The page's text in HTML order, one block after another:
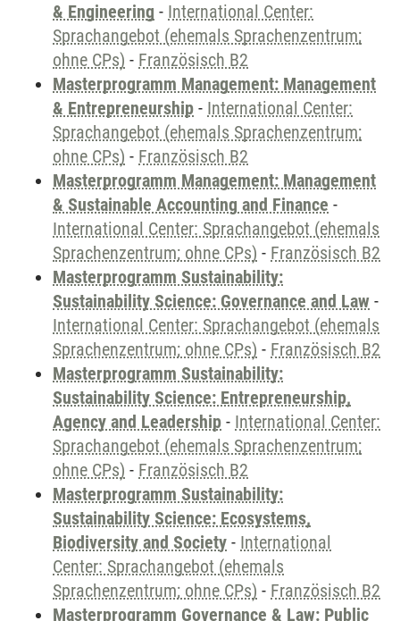
& Engineering - International Center:
Sprachangebot (ehemals Sprachenzentrum;
ohne CPs) - Französisch B2
Masterprogramm Management: Management
& Entrepreneurship - International Center:
Sprachangebot (ehemals Sprachenzentrum;
ohne CPs) - Französisch B2
Masterprogramm Management: Management
& Sustainable Accounting and Finance -
International Center: Sprachangebot (ehemals
Sprachenzentrum; ohne CPs) - Französisch B2
Masterprogramm Sustainability:
Sustainability Science: Governance and Law -
International Center: Sprachangebot (ehemals
Sprachenzentrum; ohne CPs) - Französisch B2
Masterprogramm Sustainability:
Sustainability Science: Entrepreneurship,
Agency and Leadership - International Center:
Sprachangebot (ehemals Sprachenzentrum;
ohne CPs) - Französisch B2
Masterprogramm Sustainability:
Sustainability Science: Ecosystems,
Biodiversity and Society - International
Center: Sprachangebot (ehemals
Sprachenzentrum; ohne CPs) - Französisch B2
Masterprogramm Governance & Law: Public